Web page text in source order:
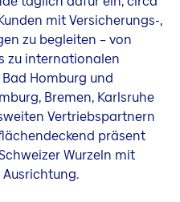
mit Versicherungs-,
zu begleiten – von
zu internationalen
Homburg und
Bremen, Karlsruhe
Vertriebspartnern
präsent
Wurzeln mit